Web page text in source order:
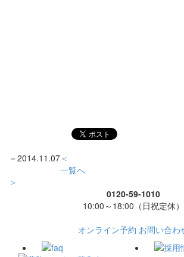
－ 2014.11.07＜
一覧へ
＞
0120-59-1010
10:00～18:00（日祝定休）
オンライン予約 お問い合わ